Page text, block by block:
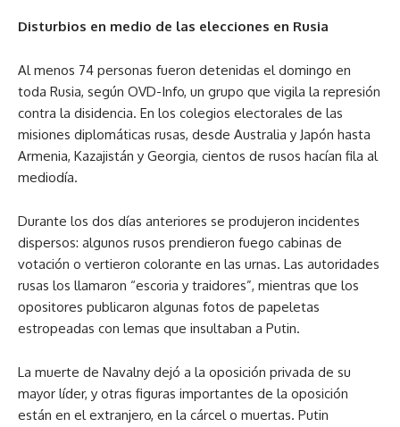
Disturbios en medio de las elecciones en Rusia
Al menos 74 personas fueron detenidas el domingo en
toda Rusia, según OVD-Info, un grupo que vigila la represión
contra la disidencia. En los colegios electorales de las
misiones diplomáticas rusas, desde Australia y Japón hasta
Armenia, Kazajistán y Georgia, cientos de rusos hacían fila al
mediodía.
Durante los dos días anteriores se produjeron incidentes
dispersos: algunos rusos prendieron fuego cabinas de
votación o vertieron colorante en las urnas. Las autoridades
rusas los llamaron “escoria y traidores”, mientras que los
opositores publicaron algunas fotos de papeletas
estropeadas con lemas que insultaban a Putin.
La muerte de Navalny dejó a la oposición privada de su
mayor líder, y otras figuras importantes de la oposición
están en el extranjero, en la cárcel o muertas. Putin